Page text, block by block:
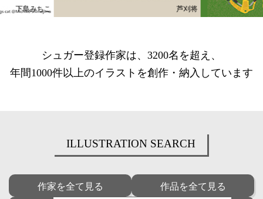
島みちこ 芦刈将
シュガー登録作家は、3200名を超え、
年間1000件以上のイラストを創作・納入しています
ILLUSTRATION SEARCH
作家を全て見る
作品を全て見る